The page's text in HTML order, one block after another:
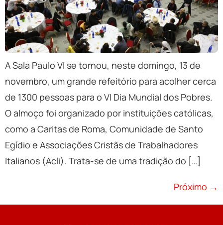
A Sala Paulo VI se tornou, neste domingo, 13 de
novembro, um grande refeitório para acolher cerca
de 1300 pessoas para o VI Dia Mundial dos Pobres.
O almoço foi organizado por instituições católicas,
como a Caritas de Roma, Comunidade de Santo
Egídio e Associações Cristãs de Trabalhadores
Italianos (Acli). Trata-se de uma tradição do […]
Próximo →